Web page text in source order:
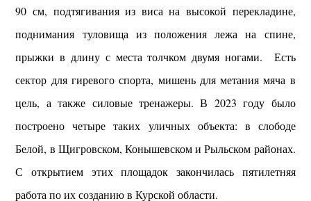
90 см, подтягивания из виса на высокой перекладине,
поднимания туловища из положения лежа на спине,
прыжки в длину с места толчком двумя ногами. Есть
сектор для гиревого спорта, мишень для метания мяча в
цель, а также силовые тренажеры.В 2023 году было
построено четыре таких уличных объекта: в слободе
Белой, в Щигровском, Конышевском и Рыльском районах.
С открытием этих площадок закончилась пятилетняя
работа по их созданию в Курской области.